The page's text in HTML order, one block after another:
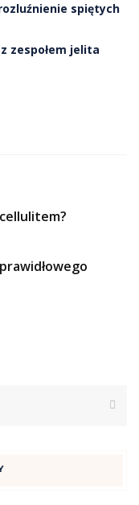
spiętych
zespołem jelita